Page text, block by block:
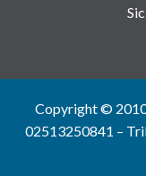
Copyright ©
02513250841 –